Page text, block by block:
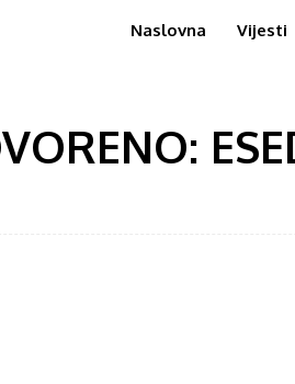
Naslovna Vijesti